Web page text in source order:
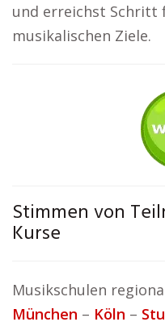
und erreichst Schritt
musikalischen Ziele.
Stimmen von
Kurse
Musikschulen
München – Köln –